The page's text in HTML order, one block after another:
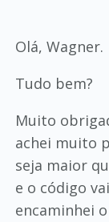
Olá, Wagner.
Tudo bem?
Muito
achei muito
seja maior
e o código
encaminhei